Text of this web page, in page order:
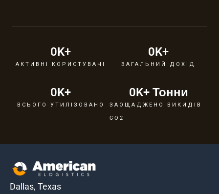
АКТИВНІ КОРИСТУВАЧІ
0K+
ЗАГАЛЬНИЙ ДОХІД
0K+
ВСЬОГО УТИЛІЗОВАНО
0K+
ЗАОЩАДЖЕНО ВИКИДІВ
CO2
0K+ Тонни
Dallas, Texas